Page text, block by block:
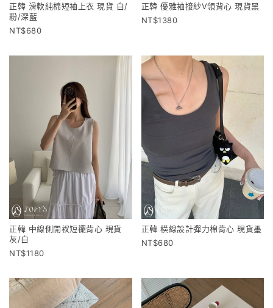
正韓 滑軟純棉短袖上衣 現貨 白/
粉/深藍
680
正韓 優雅袖接紗V領背心 現貨黑
1380
正韓 中線側開衩短襬背心 現貨
灰/白
1180
正韓 橫線設計彈力棉背心 現貨墨
680